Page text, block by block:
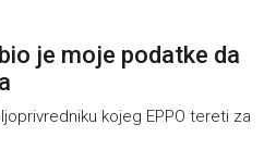
je moje podatke da
kojeg EPPO tereti za